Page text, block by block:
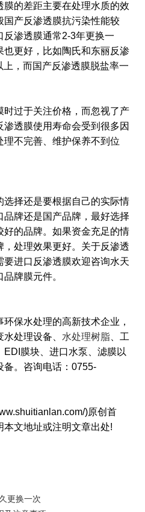
的差距主要在处理水质的效
产反渗透膜抗污染性能较
渗透膜通常2-3年更换一
也更好，比如陶氏和东丽反渗
，而国产反渗透膜脱盐率一
过于关注价格，而忽视了产
透膜使用寿命会受到很多因
不完善、维护保养不到位
选择还是要根据自己的实际情
牌还是国产品牌，最好选择
的品牌。如果资金充足的情
处理效果更好。关于反渗透
进口反渗透膜欢迎咨询水天
牌膜元件。
保水处理的高新技术企业，
处理设备、 水处理树脂、工
膜块、进口水泵、滤膜以
备。咨询电话：0755-
)原创首
文地址或注明文章出处!
更换一次